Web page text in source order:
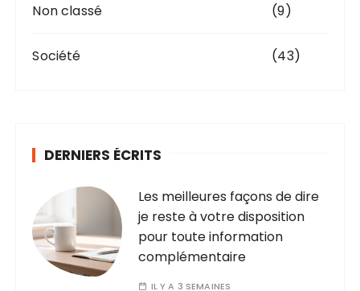
Non classé (9)
Société (43)
DERNIERS ÉCRITS
Les meilleures façons de dire
je reste à votre disposition
pour toute information
complémentaire
IL Y A 3 SEMAINES